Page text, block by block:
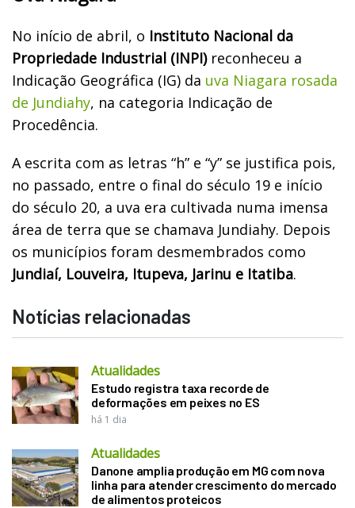
No início de abril, o Instituto Nacional da
Propriedade Industrial (INPI)reconheceu a
Indicação Geográfica (IG) da uva Niagara rosada
de Jundiahy, na categoria Indicação de
Procedência.
A escrita com as letras “h” e “y” se justifica pois,
no passado, entre o final do século 19 e início
do século 20, a uva era cultivada numa imensa
área de terra que se chamava Jundiahy. Depois
os municípios foram desmembrados como
Jundiaí, Louveira, Itupeva, Jarinu e Itatiba.
Notícias relacionadas
Atualidades
Estudo registra taxa recorde de
deformações em peixes no ES
há 1 dia
Atualidades
Danone amplia produção em MG com nova
linha para atender crescimento do mercado
de alimentos proteicos